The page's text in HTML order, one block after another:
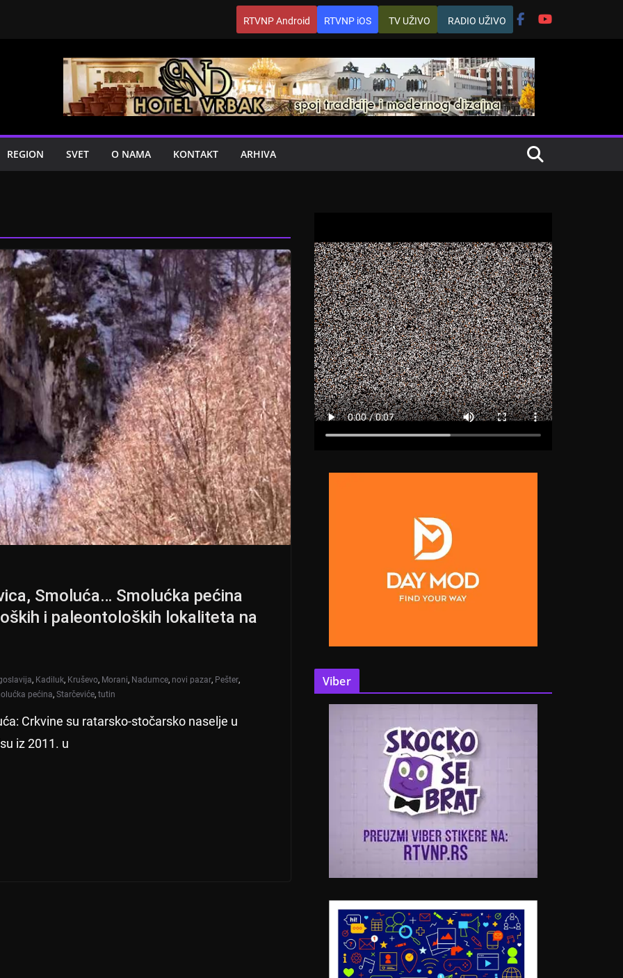
RTVNP Android RTVNP iOS TV UŽIVO RADIO UŽIVO
REGION SVET O NAMA KONTAKT ARHIVA
Smoluća… Smolućka pećina
i paleontoloških lokaliteta na
, Kadiluk, Kruševo, Morani, Nadumce, novi pazar, Pešter,
pećina, Starčeviće, tutin
Crkvine su ratarsko-stočarsko naselje u
iz 2011. u
Viber